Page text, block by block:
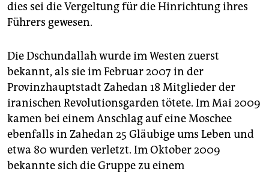
dies sei die Vergeltung für die Hinrichtung ihres
Führers gewesen.
Die Dschundallah wurde im Westen zuerst
bekannt, als sie im Februar 2007 in der
Provinzhauptstadt Zahedan 18 Mitglieder der
iranischen Revolutionsgarden tötete. Im Mai 2009
kamen bei einem Anschlag auf eine Moschee
ebenfalls in Zahedan 25 Gläubige ums Leben und
etwa 80 wurden verletzt. Im Oktober 2009
bekannte sich die Gruppe zu einem